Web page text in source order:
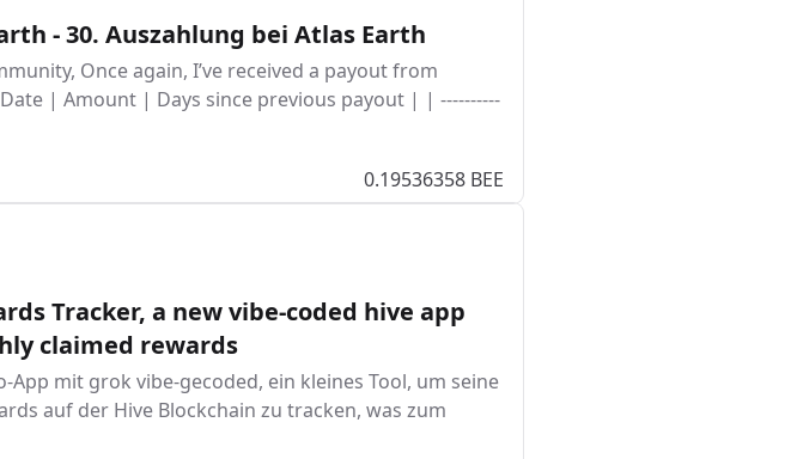
- 30. Auszahlung bei Atlas Earth
Once again, I’ve received a payout from
| Amount | Days since previous payout | | ----------
0.19536358 BEE
Tracker, a new vibe-coded hive app
claimed rewards
App mit grok vibe-gecoded, ein kleines Tool, um seine
auf der Hive Blockchain zu tracken, was zum